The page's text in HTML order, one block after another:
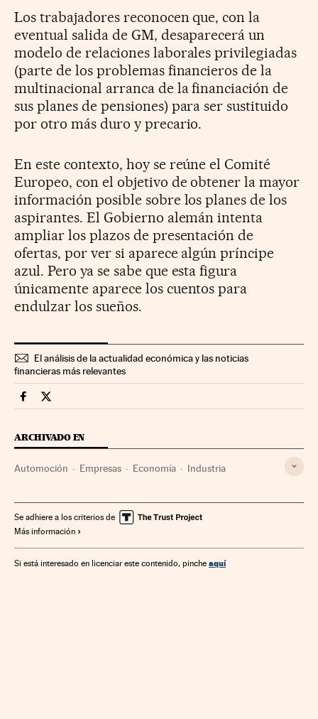
Los trabajadores reconocen que, con la
eventual salida de GM, desaparecerá un
modelo de relaciones laborales privilegiadas
(parte de los problemas financieros de la
multinacional arranca de la financiación de
sus planes de pensiones) para ser sustituido
por otro más duro y precario.
En este contexto, hoy se reúne el Comité
Europeo, con el objetivo de obtener la mayor
información posible sobre los planes de los
aspirantes. El Gobierno alemán intenta
ampliar los plazos de presentación de
ofertas, por ver si aparece algún príncipe
azul. Pero ya se sabe que esta figura
únicamente aparece los cuentos para
endulzar los sueños.
El análisis de la actualidad económica y las noticias
financieras más relevantes
Companias Cinco Días en Facebook
Companias Cinco Días en Twitter
ARCHIVADO EN
Automoción Empresas Economía Industria
Se adhiere a los criterios de
Más información
Si está interesado en licenciar este contenido, pinche aquí